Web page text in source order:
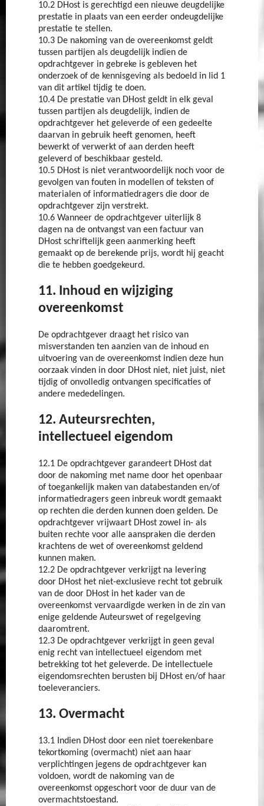
10.2 DHost is gerechtigd een nieuwe deugdelijke
prestatie in plaats van een eerder ondeugdelijke
prestatie te stellen.
10.3 De nakoming van de overeenkomst geldt
tussen partijen als deugdelijk indien de
opdrachtgever in gebreke is gebleven het
onderzoek of de kennisgeving als bedoeld in lid 1
van dit artikel tijdig te doen.
10.4 De prestatie van DHost geldt in elk geval
tussen partijen als deugdelijk, indien de
opdrachtgever het geleverde of een gedeelte
daarvan in gebruik heeft genomen, heeft
bewerkt of verwerkt of aan derden heeft
geleverd of beschikbaar gesteld.
10.5 DHost is niet verantwoordelijk noch voor de
gevolgen van fouten in modellen of teksten of
materialen of informatiedragers die door de
opdrachtgever zijn verstrekt.
10.6 Wanneer de opdrachtgever uiterlijk 8
dagen na de ontvangst van een factuur van
DHost schriftelijk geen aanmerking heeft
gemaakt op de berekende prijs, wordt hij geacht
die te hebben goedgekeurd.
11. Inhoud en wijziging
overeenkomst
De opdrachtgever draagt het risico van
misverstanden ten aanzien van de inhoud en
uitvoering van de overeenkomst indien deze hun
oorzaak vinden in door DHost niet, niet juist, niet
tijdig of onvolledig ontvangen specificaties of
andere mededelingen.
12. Auteursrechten,
intellectueel eigendom
12.1 De opdrachtgever garandeert DHost dat
door de nakoming met name door het openbaar
of toegankelijk maken van databestanden en/of
informatiedragers geen inbreuk wordt gemaakt
op rechten die derden kunnen doen gelden. De
opdrachtgever vrijwaart DHost zowel in- als
buiten rechte voor alle aanspraken die derden
krachtens de wet of overeenkomst geldend
kunnen maken.
12.2 De opdrachtgever verkrijgt na levering
door DHost het niet-exclusieve recht tot gebruik
van de door DHost in het kader van de
overeenkomst vervaardigde werken in de zin van
enige geldende Auteurswet of regelgeving
daaromtrent.
12.3 De opdrachtgever verkrijgt in geen geval
enig recht van intellectueel eigendom met
betrekking tot het geleverde. De intellectuele
eigendomsrechten berusten bij DHost en/of haar
toeleveranciers.
13. Overmacht
13.1 Indien DHost door een niet toerekenbare
tekortkoming (overmacht) niet aan haar
verplichtingen jegens de opdrachtgever kan
voldoen, wordt de nakoming van de
overeenkomst opgeschort voor de duur van de
overmachtstoestand.